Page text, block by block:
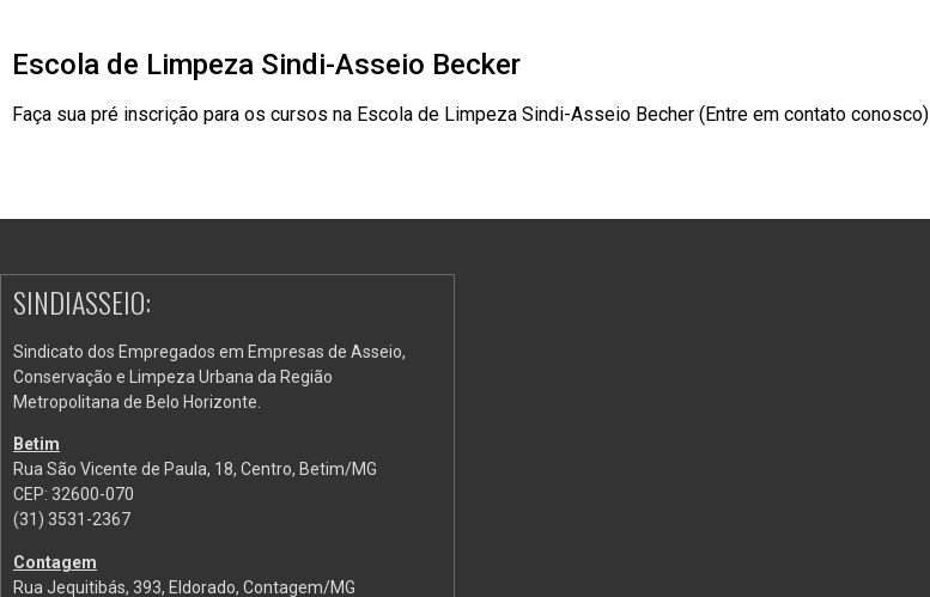
Escola de Limpeza Sindi-Asseio Becker
Faça sua pré inscrição para os cursos na Escola de Limpeza Sindi-Asseio Becher (Entre em contato conosco)
SINDIASSEIO:
Sindicato dos Empregados em Empresas de Asseio,
Conservação e Limpeza Urbana da Região
Metropolitana de Belo Horizonte.
Betim
Rua São Vicente de Paula, 18, Centro, Betim/MG
CEP: 32600-070
(31) 3531-2367
Contagem
Rua Jequitibás, 393, Eldorado, Contagem/MG